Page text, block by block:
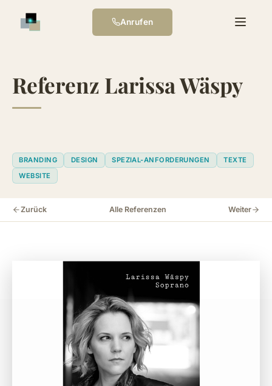
Anrufen
Referenz Larissa Wäspy
BRANDING DESIGN SPEZIAL-ANFORDERUNGEN
TEXTE
WEBSITE
Zurück Alle Referenzen Weiter